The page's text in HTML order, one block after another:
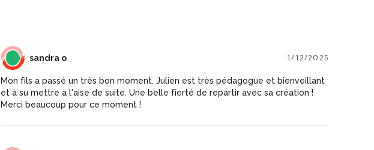
SO sandra o 1/12/2025
Mon fils a passé un très bon moment. Julien est très pédagogue et bienveillant
et à su mettre à l'aise de suite. Une belle fierté de repartir avec sa création !
Merci beaucoup pour ce moment !